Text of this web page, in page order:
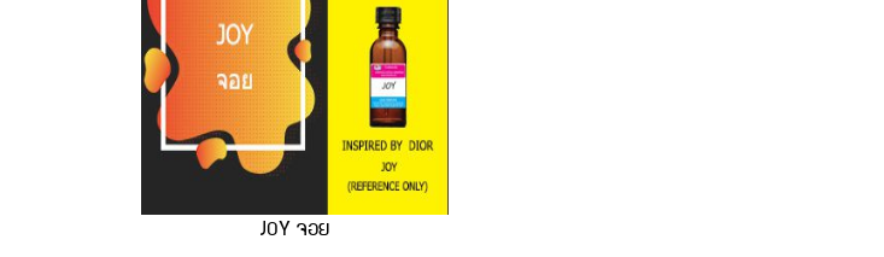
JOY จอย